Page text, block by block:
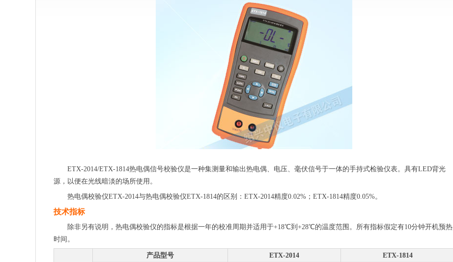
ETX-2014/ETX-1814热电偶信号校验仪是一种集测量和输出热电偶、电压、毫伏信号于一体的手持式检验仪表。具有LED背光
源，以便在光线暗淡的场所使用。
热电偶校验仪ETX-2014与热电偶校验仪ETX-1814的区别：ETX-2014精度0.02%；ETX-1814精度0.05%。
技术指标
除非另有说明，热电偶校验仪的指标是根据一年的校准周期并适用于+18℃到+28℃的温度范围。所有指标假定有10分钟开机预热
时间。
产品型号 ETX-2014
ETX-1814